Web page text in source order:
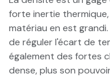
forte inertie
matériau en est
de réguler l'écart de
également des fortes
dense, plus son